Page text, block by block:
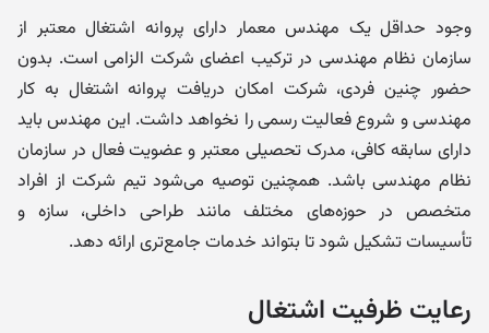
وجود حداقل یک مهندس معمار دارای پروانه اشتغال معتبر از
سازمان نظام مهندسی در ترکیب اعضای شرکت الزامی است. بدون
حضور چنین فردی، شرکت امکان دریافت پروانه اشتغال به کار
مهندسی و شروع فعالیت رسمی را نخواهد داشت. این مهندس باید
دارای سابقه کافی، مدرک تحصیلی معتبر و عضویت فعال در سازمان
نظام مهندسی باشد. همچنین توصیه می‌شود تیم شرکت از افراد
متخصص در حوزه‌های مختلف مانند طراحی داخلی، سازه و
تأسیسات تشکیل شود تا بتواند خدمات جامع‌تری ارائه دهد.
رعایت ظرفیت اشتغال